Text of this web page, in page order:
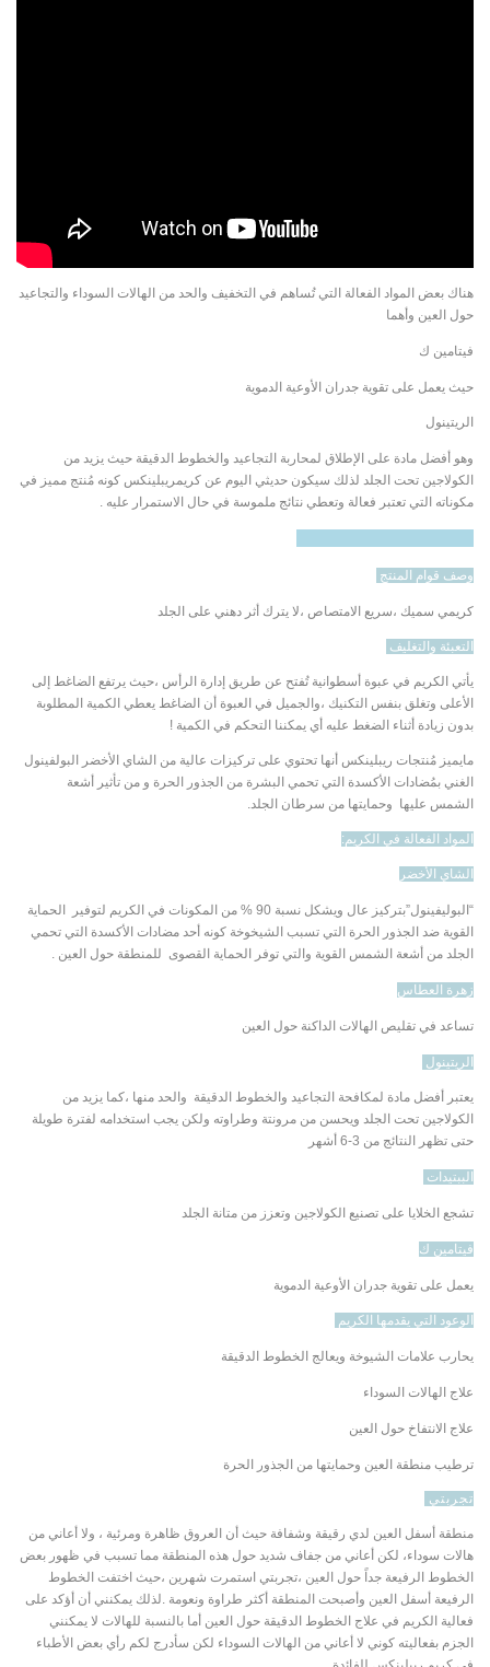
هناك بعض المواد الفعالة التي تُساهم في التخفيف والحد من الهالات السوداء والتجاعيد
حول العين وأهما
فيتامين ك
حيث يعمل على تقوية جدران الأوعية الدموية
الريتينول
وهو أفضل مادة على الإطلاق لمحاربة التجاعيد والخطوط الدقيقة حيث يزيد من
الكولاجين تحت الجلد لذلك سيكون حديثي اليوم عن كريمريبلينكس كونه مُنتج مميز في
مكوناته التي تعتبر فعالة وتعطي نتائج ملموسة في حال الاستمرار عليه .
وصف قوام المنتج
كريمي سميك ،سريع الامتصاص ،لا يترك أثر دهني على الجلد
التعبئة والتغليف
يأتي الكريم في عبوة أسطوانية تُفتح عن طريق إدارة الرأس ،حيث يرتفع الضاغط إلى
الأعلى وتغلق بنفس التكنيك ،والجميل في العبوة أن الضاغط يعطي الكمية المطلوبة
بدون زيادة أثناء الضغط عليه أي يمكننا التحكم في الكمية !
مايميز مُنتجات ريبلينكس أنها تحتوي على تركيزات عالية من الشاي الأخضر البولفينول
الغني بمُضادات الأكسدة التي تحمي البشرة من الجذور الحرة و من تأثير أشعة
الشمس عليها وحمايتها من سرطان الجلد.
المواد الفعالة في الكريم :
الشاي الأخضر
“البوليفينول”بتركيز عال ويشكل نسبة 90 % من المكونات في الكريم لتوفير الحماية
القوية ضد الجذور الحرة التي تسبب الشيخوخة كونه أحد مضادات الأكسدة التي تحمي
الجلد من أشعة الشمس القوية والتي توفر الحماية القصوى للمنطقة حول العين .
زهرة العطاس
تساعد في تقليص الهالات الداكنة حول العين
الريتينول
يعتبر أفضل مادة لمكافحة التجاعيد والخطوط الدقيقة والحد منها ،كما يزيد من
الكولاجين تحت الجلد ويحسن من مرونتة وطراوته ولكن يجب استخدامه لفترة طويلة
حتى تظهر النتائج من 3-6 أشهر
الببتيدات
تشجع الخلايا على تصنيع الكولاجين وتعزز من متانة الجلد
فيتامين ك
يعمل على تقوية جدران الأوعية الدموية
الوعود التي يقدمها الكريم
يحارب علامات الشيوخة ويعالج الخطوط الدقيقة
علاج الهالات السوداء
علاج الانتفاخ حول العين
ترطيب منطقة العين وحمايتها من الجذور الحرة
تجربتي
منطقة أسفل العين لدي رقيقة وشفافة حيث أن العروق ظاهرة ومرئية ، ولا أعاني من
هالات سوداء، لكن أعاني من جفاف شديد حول هذه المنطقة مما تسبب في ظهور بعض
الخطوط الرفيعة جداً حول العين ،تجربتي استمرت شهرين ،حيث اختفت الخطوط
الرفيعة أسفل العين وأصبحت المنطقة أكثر طراوة ونعومة .لذلك يمكنني أن أؤكد على
فعالية الكريم في علاج الخطوط الدقيقة حول العين أما بالنسبة للهالات لا يمكنني
الجزم بفعاليته كوني لا أعاني من الهالات السوداء لكن سأدرج لكم رأي بعض الأطباء